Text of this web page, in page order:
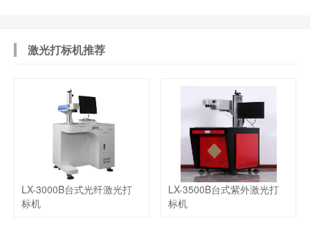
激光打标机推荐
LX-3000B台式光纤激光打
标机
LX-3500B台式紫外激光打
标机